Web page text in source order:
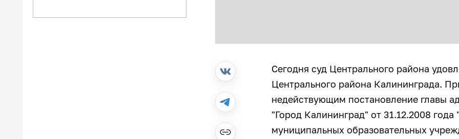
Сегодня суд Центрального района
Центрального района Калининграда.
недействующим постановление главы
"Город Калининград" от 31.12.2008 года
муниципальных образовательных